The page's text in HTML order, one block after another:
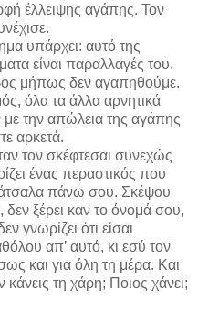
έλλειψης αγάπης. Τον
υπάρχει: αυτό της
είναι παραλλαγές του.
μήπως δεν αγαπηθούμε.
όλα τα άλλα αρνητικά
την απώλεια της αγάπης
αρκετά.
τον σκέφτεσαι συνεχώς
ένας περαστικός που
άτσαλα πάνω σου. Σκέψου
δεν ξέρει καν το όνομά σου,
γνωρίζει ότι είσαι
απ’ αυτό, κι εσύ τον
και για όλη τη μέρα. Και
τη χάρη; Ποιος χάνει;